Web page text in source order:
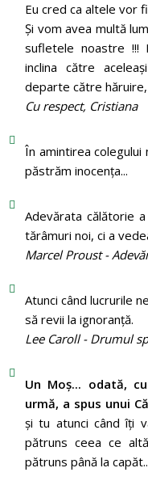
Eu cred ca altele vor
Și vom avea multă
sufletele noastre !!!
inclina către
departe către
Cu respect, Cristiana
În amintirea colegului
păstrăm inocenţa...
Adevărata călătorie
tărâmuri noi, ci a
Marcel Proust -
Atunci când lucrurile
să revii la ignoranță.
Lee Caroll - Drumul
Un Moş... odată,
urmă, a spus unui
şi tu atunci când îţi
pătruns ceea ce
pătruns până la